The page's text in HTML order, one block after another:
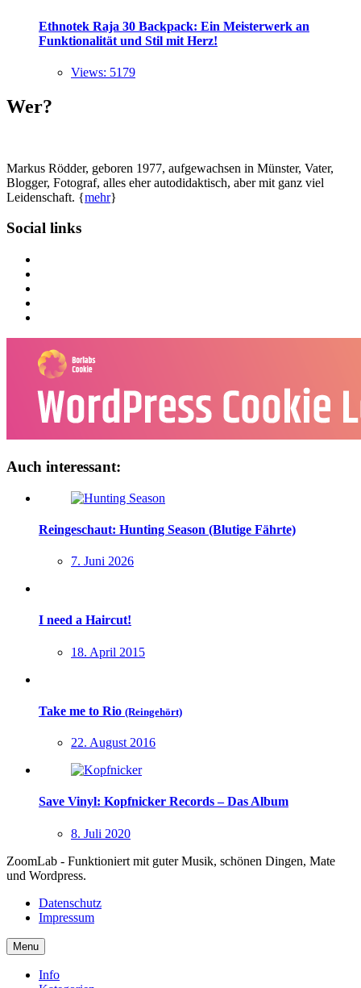
Ethnotek Raja 30 Backpack: Ein Meisterwerk an
Funktionalität und Stil mit Herz!
Views: 5179
Wer?
Markus Rödder, geboren 1977, aufgewachsen in Münster, Vater,
Blogger, Fotograf, alles eher autodidaktisch, aber mit ganz viel
Leidenschaft. {mehr}
Social links
Auch interessant:
Reingeschaut: Hunting Season (Blutige Fährte)
7. Juni 2026
I need a Haircut!
18. April 2015
Take me to Rio (Reingehört)
22. August 2016
Save Vinyl: Kopfnicker Records – Das Album
8. Juli 2020
ZoomLab - Funktioniert mit guter Musik, schönen Dingen, Mate
und Wordpress.
Datenschutz
Impressum
Menu
Info